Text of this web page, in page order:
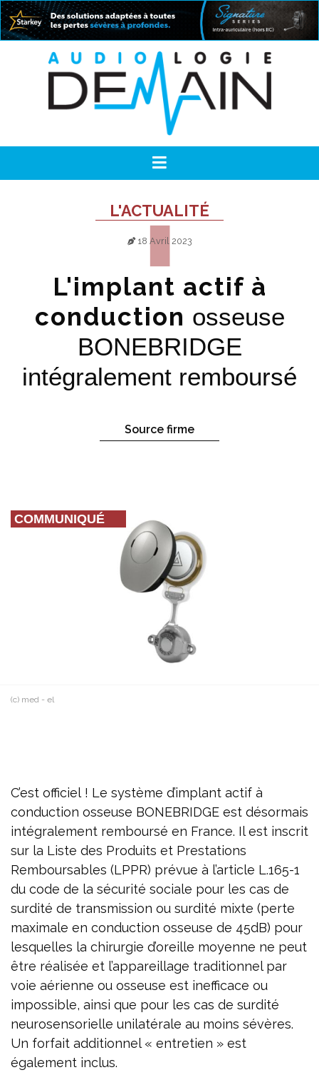
L'ACTUALITÉ
18 Avril 2023
L'implant actif à
conduction osseuse
BONEBRIDGE
intégralement remboursé
Source firme
COMMUNIQUÉ
(c) med - el
C’est officiel ! Le système d’implant actif à
conduction osseuse BONEBRIDGE est désormais
intégralement remboursé en France. Il est inscrit
sur la Liste des Produits et Prestations
Remboursables (LPPR) prévue à l’article L.165-1
du code de la sécurité sociale pour les cas de
surdité de transmission ou surdité mixte (perte
maximale en conduction osseuse de 45dB) pour
lesquelles la chirurgie d’oreille moyenne ne peut
être réalisée et l’appareillage traditionnel par
voie aérienne ou osseuse est inefficace ou
impossible, ainsi que pour les cas de surdité
neurosensorielle unilatérale au moins sévères.
Un forfait additionnel « entretien » est
également inclus.